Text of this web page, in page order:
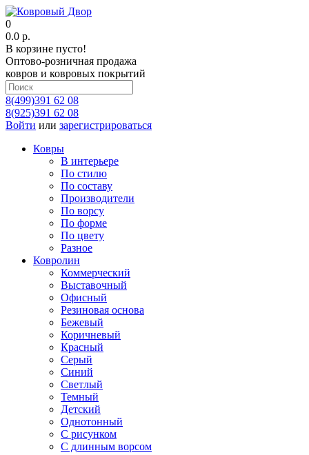
0
0.0 р.
В корзине пусто!
Оптово-розничная продажа
ковров и ковровых покрытий
8(499)391 62 08
8(925)391 62 08
Войти или зарегистрироваться
Ковры
В интерьере
По стилю
По составу
Производители
По ворсу
По форме
По цвету
Разное
Ковролин
Коммерческий
Выставочный
Офисный
Резиновая основа
Бежевый
Коричневый
Красный
Серый
Синий
Светлый
Темный
Детский
Однотонный
С рисунком
С длинным ворсом